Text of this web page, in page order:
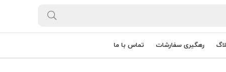
رهگیری سفارشات تماس با ما